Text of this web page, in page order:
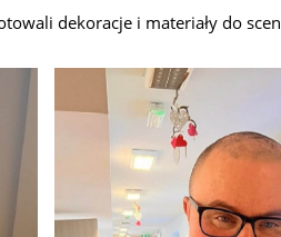
dekoracje i materiały do